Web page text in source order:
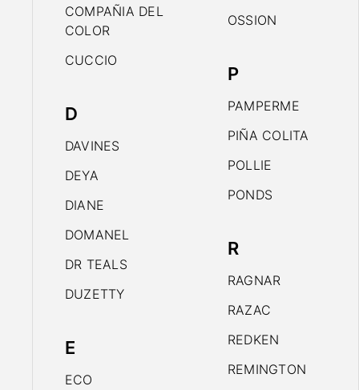
COMPAÑIA DEL
COLOR
CUCCIO
D
DAVINES
DEYA
DIANE
DOMANEL
DR TEALS
DUZETTY
E
ECO
OSSION
P
PAMPERME
PIÑA COLITA
POLLIE
PONDS
R
RAGNAR
RAZAC
REDKEN
REMINGTON